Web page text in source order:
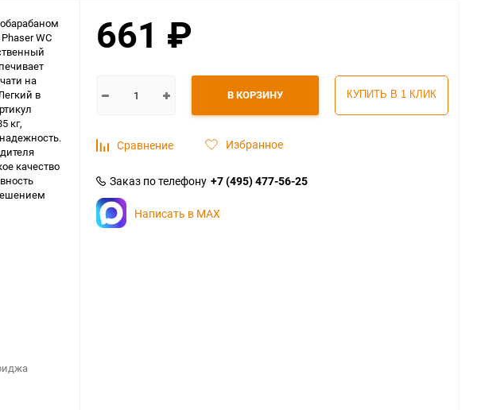
WC
на
в
кг,
качество
661 ₽
В КОРЗИНУ КУПИТЬ В 1 КЛИК
Сравнение Избранное
Заказ по телефону +7 (495) 477-56-25
Написать в MAX